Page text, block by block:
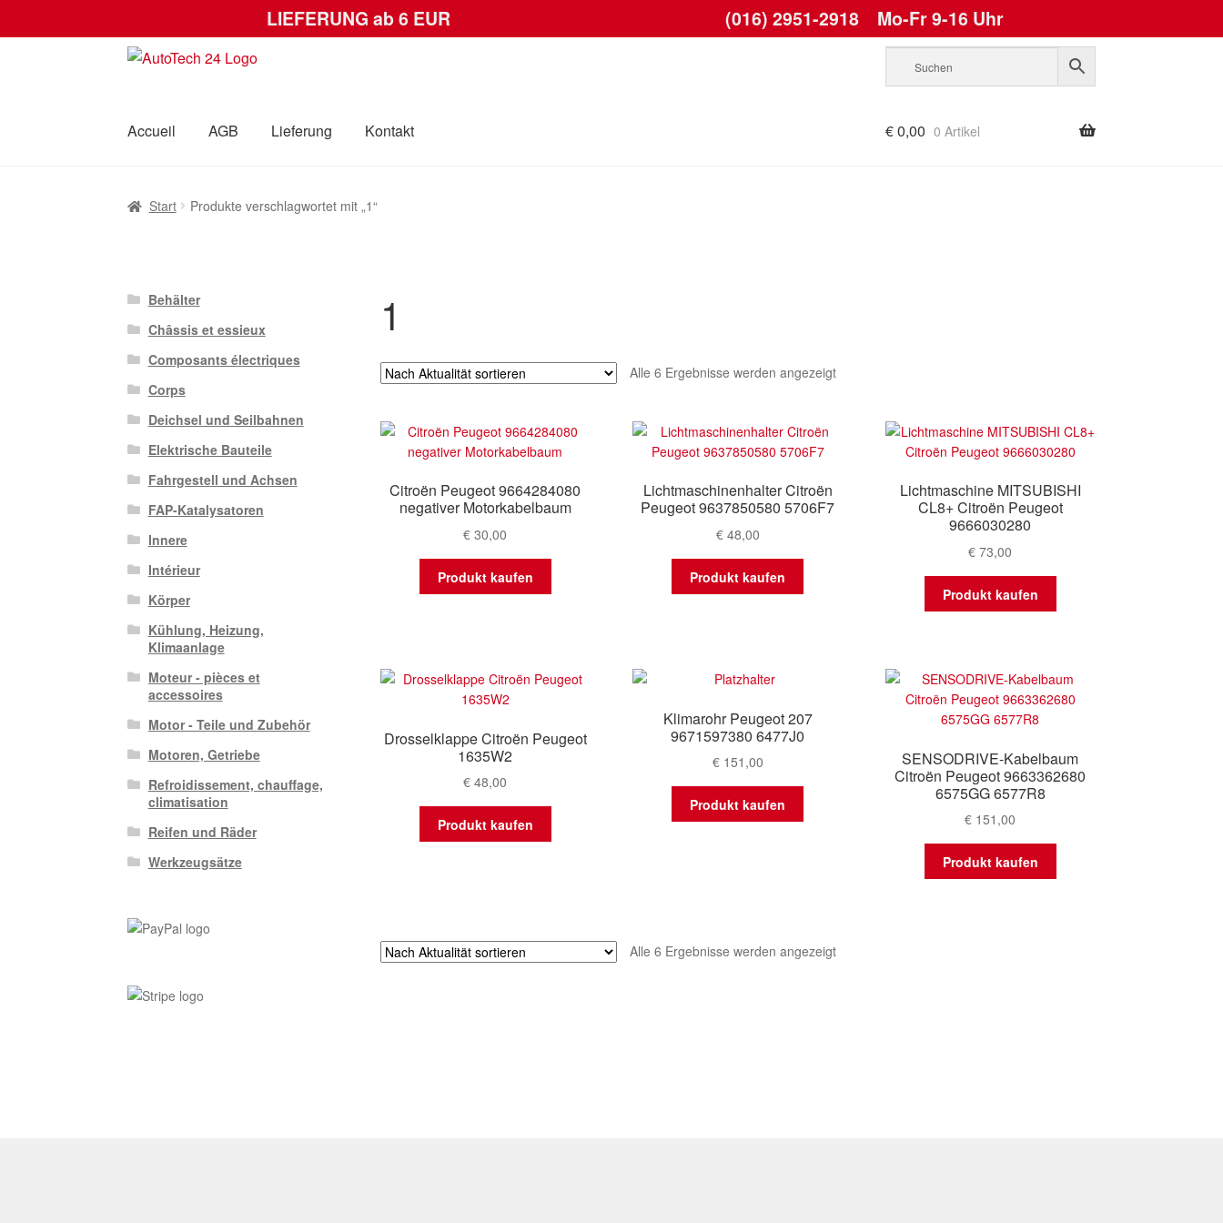
LIEFERUNG ab 6 EUR (016) 2951-2918Mo-Fr 9-16 Uhr
Zur
Zum
Accueil
AGB Lieferung Kontakt €0,00 0 Artikel
Start Produkte verschlagwortet mit „1“
1
Alle 6 Ergebnisse werden angezeigtNach
Citroën Peugeot 9664284080
negativer Motorkabelbaum
€ 30,00
Produkt kaufen
Lichtmaschinenhalter Citroën
Peugeot 9637850580 5706F7
€48,00
Produkt kaufen
Lichtmaschine MITSUBISHI
CL8+ Citroën Peugeot
9666030280
€ 73,00
Produkt kaufen
Drosselklappe Citroën Peugeot
1635W2
€ 48,00
Produkt kaufen
Klimarohr Peugeot 207
9671597380 6477J0
€151,00
Produkt kaufen
SENSODRIVE-Kabelbaum
Citroën Peugeot 9663362680
6575GG 6577R8
€ 151,00
Produkt kaufen
Alle 6 Ergebnisse werden angezeigtNach
Behälter
Châssis et essieux
Composants électriques
Corps
Deichsel und Seilbahnen
Elektrische Bauteile
Fahrgestell und Achsen
FAP-Katalysatoren
Innere
Intérieur
Körper
Kühlung, Heizung,
Klimaanlage
Moteur - pièces et
accessoires
Motor - Teile und Zubehör
Motoren, Getriebe
Refroidissement, chauffage,
climatisation
Reifen und Räder
Werkzeugsätze